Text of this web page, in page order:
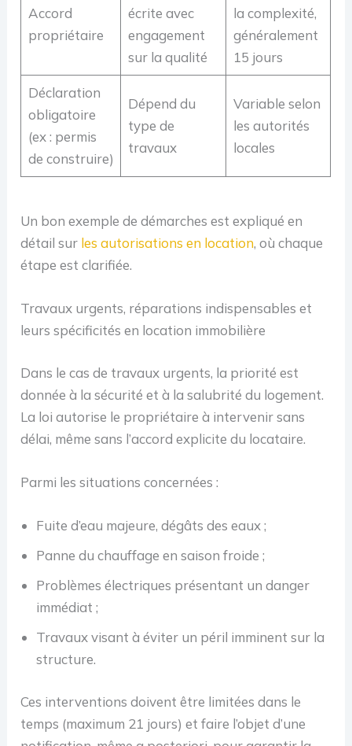
Accord
propriétaire
écrite avec
engagement
sur la qualité
la complexité,
généralement
15 jours
Déclaration
obligatoire
(ex : permis
de construire)
Dépend du
type de
travaux
Variable selon
les autorités
locales
Un bon exemple de démarches est expliqué en
détail sur les autorisations en location, où chaque
étape est clarifiée.
Travaux urgents, réparations indispensables et
leurs spécificités en location immobilière
Dans le cas de travaux urgents, la priorité est
donnée à la sécurité et à la salubrité du logement.
La loi autorise le propriétaire à intervenir sans
délai, même sans l’accord explicite du locataire.
Parmi les situations concernées :
Fuite d’eau majeure, dégâts des eaux ;
Panne du chauffage en saison froide ;
Problèmes électriques présentant un danger
immédiat ;
Travaux visant à éviter un péril imminent sur la
structure.
Ces interventions doivent être limitées dans le
temps (maximum 21 jours) et faire l’objet d’une